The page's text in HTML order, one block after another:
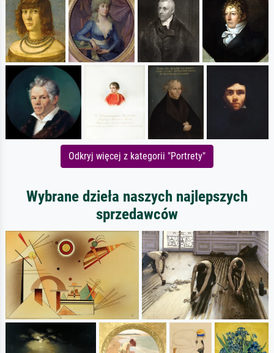
Odkryj więcej z kategorii "Portrety"
Wybrane dzieła naszych najlepszych
sprzedawców